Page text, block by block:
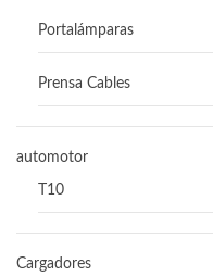
Portalámparas
Prensa Cables
automotor
T10
Cargadores